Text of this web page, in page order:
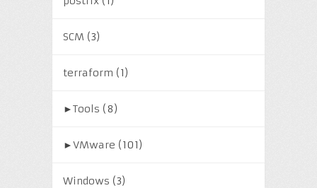
SCM (3)
terraform (1)
►Tools (8)
►VMware (101)
Windows (3)